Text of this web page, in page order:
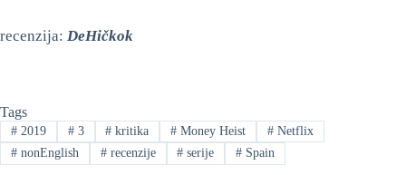
recenzija: DeHičkok
Tags
#2019 #3 # kritika # Money Heist # Netflix
#nonEnglish #recenzije # serije # Spain